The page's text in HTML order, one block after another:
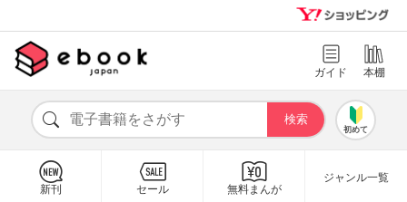
ガイド 本棚
初めて
新刊 セール 無料まんが
ジャンル一覧